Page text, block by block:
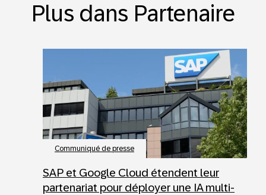
Plus dans Partenaire
Communiqué de presse
SAP et Google Cloud étendent leur
partenariat pour déployer une IA multi-